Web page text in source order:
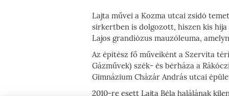
Lajta művei a Kozma utcai zsidó
sírkertben is dolgozott, hiszen kis
Lajos grandiózus mauzóleuma,
Az építész fő műveiként a Szervita
Gázművek) szék- és bérháza a
Gimnázium Cházár András utcai
2010-re esett Lajta Béla halálának